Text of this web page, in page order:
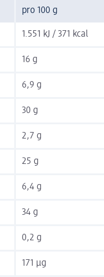
pro 100 g
1.551 kJ / 371 kcal
16 g
6,9 g
30 g
2,7 g
25 g
6,4 g
34 g
0,2 g
171 µg